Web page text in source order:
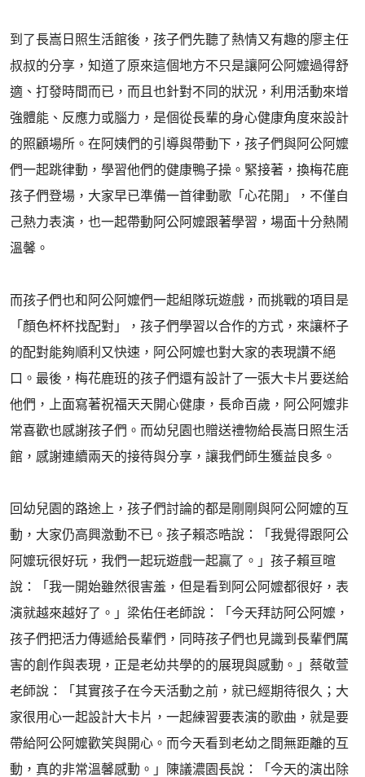
到了長嵩日照生活館後，孩子們先聽了熱情又有趣的廖主任
叔叔的分享，知道了原來這個地方不只是讓阿公阿嬤過得舒
適、打發時間而已，而且也針對不同的狀況，利用活動來增
強體能、反應力或腦力，是個從長輩的身心健康角度來設計
的照顧場所。在阿姨們的引導與帶動下，孩子們與阿公阿嬤
們一起跳律動，學習他們的健康鴨子操。緊接著，換梅花鹿
孩子們登場，大家早已準備一首律動歌「心花開」，不僅自
己熱力表演，也一起帶動阿公阿嬤跟著學習，場面十分熱鬧
溫馨。
而孩子們也和阿公阿嬤們一起組隊玩遊戲，而挑戰的項目是
「顏色杯杯找配對」，孩子們學習以合作的方式，來讓杯子
的配對能夠順利又快速，阿公阿嬤也對大家的表現讚不絕
口。最後，梅花鹿班的孩子們還有設計了一張大卡片要送給
他們，上面寫著祝福天天開心健康，長命百歲，阿公阿嬤非
常喜歡也感謝孩子們。而幼兒園也贈送禮物給長嵩日照生活
館，感謝連續兩天的接待與分享，讓我們師生獲益良多。
回幼兒園的路途上，孩子們討論的都是剛剛與阿公阿嬤的互
動，大家仍高興激動不已。孩子賴忞晧說：「我覺得跟阿公
阿嬤玩很好玩，我們一起玩遊戲一起贏了。」孩子賴亘暄
說：「我一開始雖然很害羞，但是看到阿公阿嬤都很好，表
演就越來越好了。」梁佑任老師說：「今天拜訪阿公阿嬤，
孩子們把活力傳遞給長輩們，同時孩子們也見識到長輩們厲
害的創作與表現，正是老幼共學的的展現與感動。」蔡敬萱
老師說：「其實孩子在今天活動之前，就已經期待很久；大
家很用心一起設計大卡片，一起練習要表演的歌曲，就是要
帶給阿公阿嬤歡笑與開心。而今天看到老幼之間無距離的互
動，真的非常溫馨感動。」陳議濃園長說：「今天的演出除